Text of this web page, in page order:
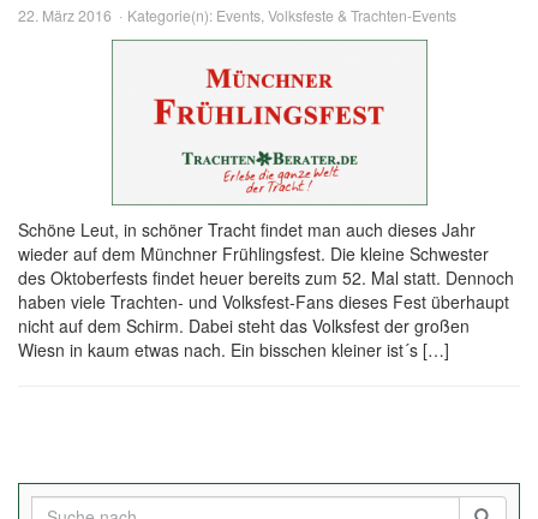
22. März 2016 Kategorie(n): Events,Volksfeste & Trachten-Events
Schöne Leut, in schöner Tracht findet man auch dieses Jahr
wieder auf dem Münchner Frühlingsfest. Die kleine Schwester
des Oktoberfests findet heuer bereits zum 52. Mal statt. Dennoch
haben viele Trachten- und Volksfest-Fans dieses Fest überhaupt
nicht auf dem Schirm. Dabei steht das Volksfest der großen
Wiesn in kaum etwas nach. Ein bisschen kleiner ist´s […]